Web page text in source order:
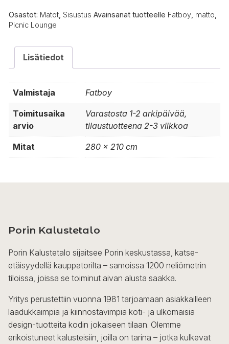
Osastot: Matot Sisustus Avainsanat tuotteelle Fatboy matto
Picnic Lounge
Lisätiedot
Valmistaja Fatboy
Toimitusaika
arvio
Varastosta 1-2 arkipäivää,
tilaustuotteena 2-3 viikkoa
Mitat 280 x 210 cm
Porin Kalustetalo
Porin Kalustetalo sijaitsee Porin keskustassa, katse-
etäisyydellä kauppatorilta – samoissa 1200 neliömetrin
tiloissa, joissa se toiminut aivan alusta saakka.
Yritys perustettiin vuonna 1981 tarjoamaan asiakkailleen
laadukkaimpia ja kiinnostavimpia koti- ja ulkomaisia
design-tuotteita kodin jokaiseen tilaan. Olemme
erikoistuneet kalusteisiin, joilla on tarina – jotka kulkevat